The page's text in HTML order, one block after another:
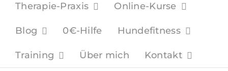
Therapie-Praxis Online-Kurse
Blog 0€-Hilfe Hundefitness
Training Über mich Kontakt